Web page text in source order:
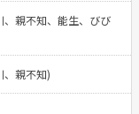
親不知、能生、びび
、親不知)